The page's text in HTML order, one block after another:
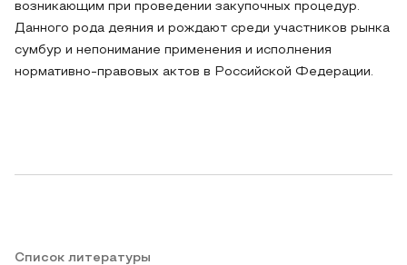
возникающим при проведении закупочных процедур.
Данного рода деяния и рождают среди участников рынка
сумбур и непонимание применения и исполнения
нормативно-правовых актов в Российской Федерации.
Список литературы